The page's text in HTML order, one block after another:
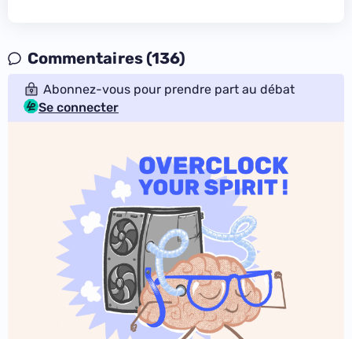
Commentaires (136)
Abonnez-vous pour prendre part au débat
Se connecter